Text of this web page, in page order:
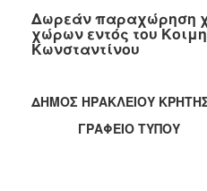
2022
2021
Δωρεάν παραχώρηση
χώρων εντός του
Κωνσταντίνου
ΔΗΜΟΣ ΗΡΑΚΛΕΙΟΥ
ΓΡΑΦΕΙΟ ΤΥΠΟΥ